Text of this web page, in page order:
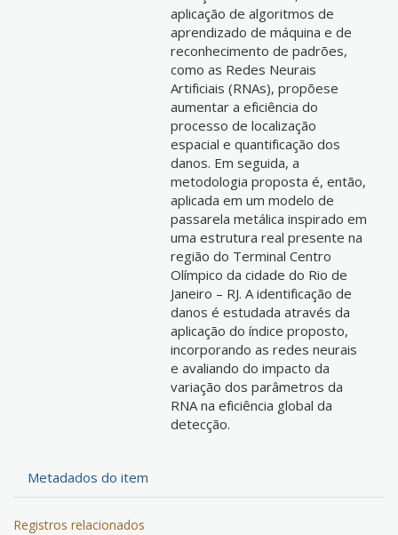
aplicação de algoritmos de
aprendizado de máquina e de
reconhecimento de padrões,
como as Redes Neurais
Artificiais (RNAs), propõese
aumentar a eficiência do
processo de localização
espacial e quantificação dos
danos. Em seguida, a
metodologia proposta é, então,
aplicada em um modelo de
passarela metálica inspirado em
uma estrutura real presente na
região do Terminal Centro
Olímpico da cidade do Rio de
Janeiro – RJ. A identificação de
danos é estudada através da
aplicação do índice proposto,
incorporando as redes neurais
e avaliando do impacto da
variação dos parâmetros da
RNA na eficiência global da
detecção.
Metadados do item
Registros relacionados